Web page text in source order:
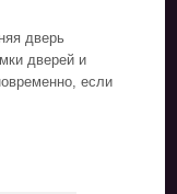
дверь
дверей и
если